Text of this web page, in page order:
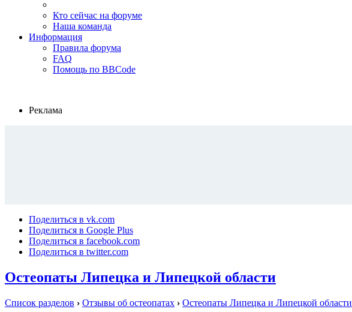
Кто сейчас на форуме
Наша команда
Информация
Правила форума
FAQ
Помощь по BBCode
Реклама
Поделиться в vk.com
Поделиться в Google Plus
Поделиться в facebook.com
Поделиться в twitter.com
Остеопаты Липецка и Липецкой области
Список разделов › Отзывы об остеопатах › Остеопаты Липецка и Липецкой области